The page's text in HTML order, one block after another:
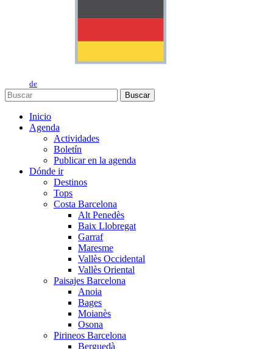
de
Buscar
Inicio
Agenda
Actividades
Boletín
Publicar en la agenda
Dónde ir
Destinos
Tops
Costa Barcelona
Alt Penedès
Baix Llobregat
Garraf
Maresme
Vallès Occidental
Vallès Oriental
Paisajes Barcelona
Anoia
Bages
Moianès
Osona
Pirineos Barcelona
Berguedà